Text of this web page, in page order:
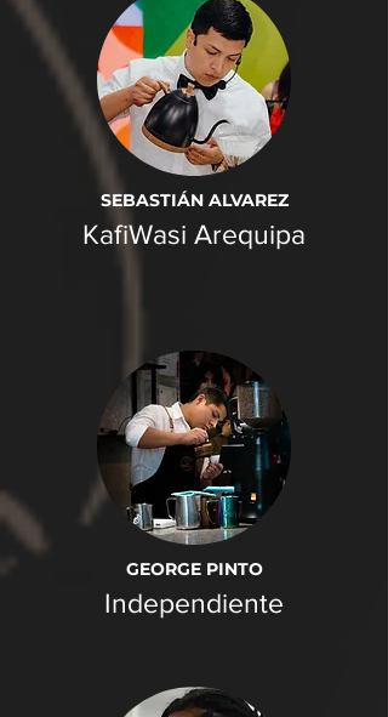
SEBASTIÁN ALVAREZ
KafiWasi Arequipa
GEORGE PINTO
Independiente